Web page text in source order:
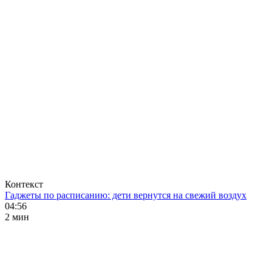
Контекст
Гаджеты по расписанию: дети вернутся на свежий воздух
04:56
2 мин